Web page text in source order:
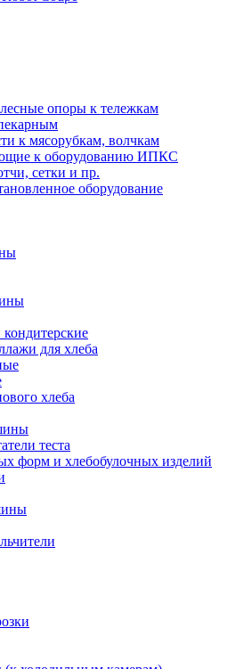
опоры к тележкам
к мясорубкам, волчкам
к оборудованию ИПКС
сетки и пр.
оборудование
для хлеба
хлеба
теста
форм и хлебобулочных изделий